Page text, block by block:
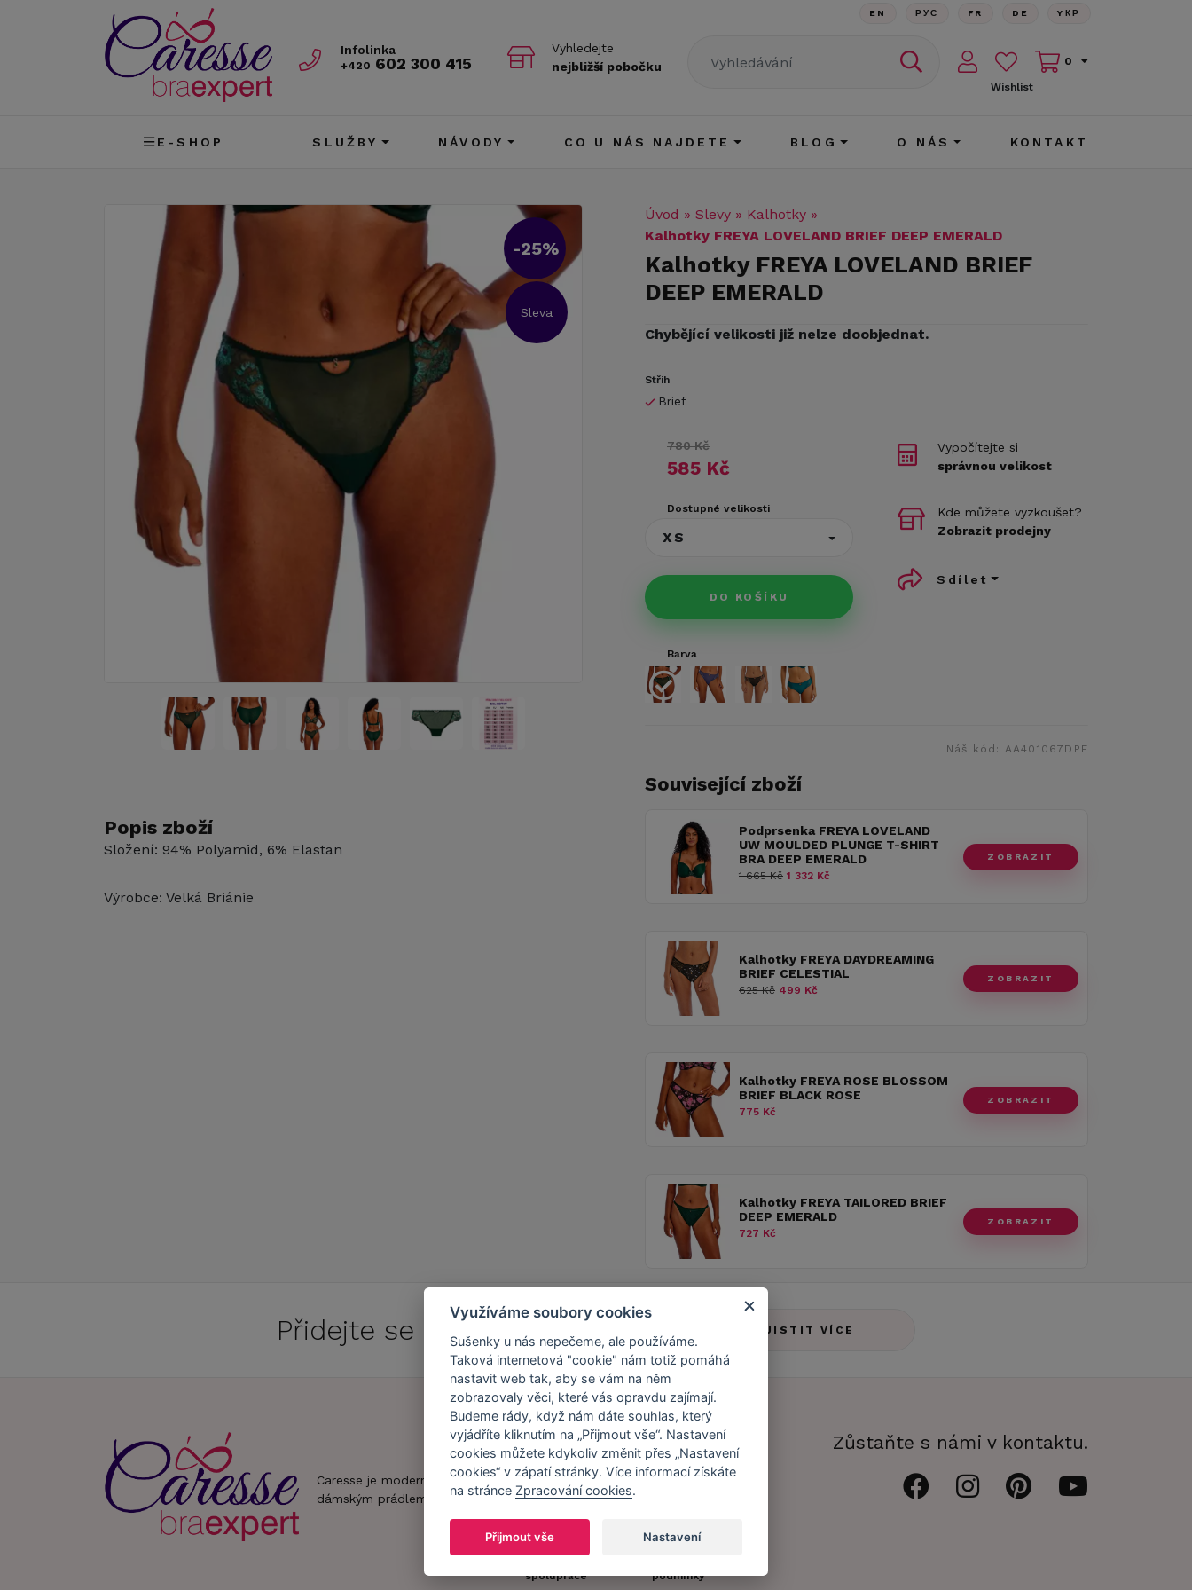
Infolinka
+420 602 300 415
Vyhledejte
nejbližší pobočku
EN РУС FR DE YКР
Wishlist
0
E-SHOP SLUŽBY NÁVODY CO U NÁS NAJDETE BLOG O NÁS KONTAKT
-25%
Sleva
Popis zboží
Složení: 94% Polyamid, 6% Elastan
Výrobce: Velká Briánie
Úvod » Slevy » Kalhotky »
Kalhotky FREYA LOVELAND BRIEF DEEP EMERALD
Kalhotky FREYA LOVELAND BRIEF
DEEP EMERALD
Chybějící velikosti již nelze doobjednat.
Střih
Brief
780 Kč
585 Kč
Dostupné velikosti
XS
DO KOŠÍKU
Vypočítejte si
správnou velikost
Kde můžete vyzkoušet?
Zobrazit prodejny
Sdílet
Barva
Náš kód: AA401067DPE
Související zboží
Podprsenka FREYA LOVELAND
UW MOULDED PLUNGE T-SHIRT
BRA DEEP EMERALD
1 665 Kč 1 332 Kč
ZOBRAZIT
Kalhotky FREYA DAYDREAMING
BRIEF CELESTIAL
625 Kč 499 Kč
ZOBRAZIT
Kalhotky FREYA ROSE BLOSSOM
BRIEF BLACK ROSE
775 Kč
ZOBRAZIT
Kalhotky FREYA TAILORED BRIEF
DEEP EMERALD
727 Kč
ZOBRAZIT
Přidejte se doCaresse Clubu! ZJISTIT VÍCE
Caresse je moderní obchod s
dámským prádlem.
Náš příběh
Náš tým
Naši partneři a
spolupráce
Zákaznický účet
Registrace
podmínky
Zůstaňte s námi v kontaktu.
Využíváme soubory cookies
Sušenky u nás nepečeme, ale používáme.
Taková internetová "cookie" nám totiž pomáhá
nastavit web tak, aby se vám na něm
zobrazovaly věci, které vás opravdu zajímají.
Budeme rády, když nám dáte souhlas, který
vyjádříte kliknutím na „Přijmout vše“. Nastavení
cookies můžete kdykoliv změnit přes „Nastavení
cookies“ v zápatí stránky. Více informací získáte
na stránce Zpracování cookies.
Přijmout vše Nastavení